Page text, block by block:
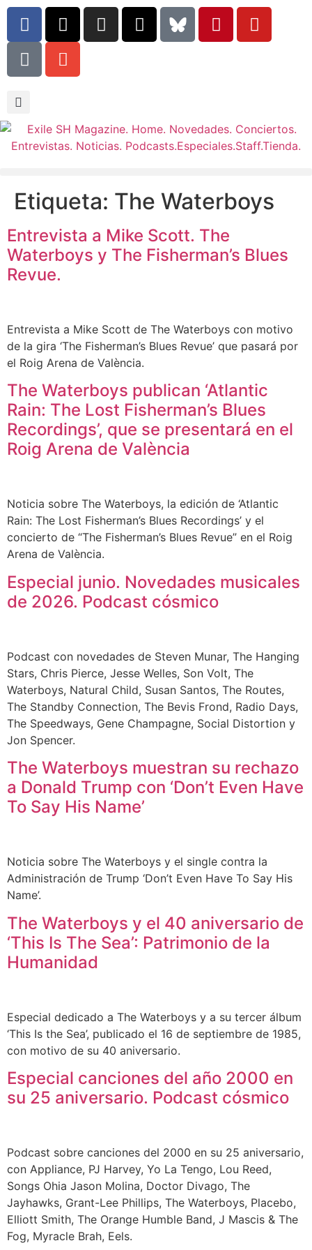
Etiqueta: The Waterboys
Entrevista a Mike Scott. The
Waterboys y The Fisherman’s Blues
Revue.
Entrevista a Mike Scott de The Waterboys con motivo
de la gira ‘The Fisherman’s Blues Revue’ que pasará por
el Roig Arena de València.
The Waterboys publican ‘Atlantic
Rain: The Lost Fisherman’s Blues
Recordings’, que se presentará en el
Roig Arena de València
Noticia sobre The Waterboys, la edición de ‘Atlantic
Rain: The Lost Fisherman’s Blues Recordings’ y el
concierto de “The Fisherman’s Blues Revue” en el Roig
Arena de València.
Especial junio. Novedades musicales
de 2026. Podcast cósmico
Podcast con novedades de Steven Munar, The Hanging
Stars, Chris Pierce, Jesse Welles, Son Volt, The
Waterboys, Natural Child, Susan Santos, The Routes,
The Standby Connection, The Bevis Frond, Radio Days,
The Speedways, Gene Champagne, Social Distortion y
Jon Spencer.
The Waterboys muestran su rechazo
a Donald Trump con ‘Don’t Even Have
To Say His Name’
Noticia sobre The Waterboys y el single contra la
Administración de Trump ‘Don’t Even Have To Say His
Name’.
The Waterboys y el 40 aniversario de
‘This Is The Sea’: Patrimonio de la
Humanidad
Especial dedicado a The Waterboys y a su tercer álbum
‘This Is the Sea’, publicado el 16 de septiembre de 1985,
con motivo de su 40 aniversario.
Especial canciones del año 2000 en
su 25 aniversario. Podcast cósmico
Podcast sobre canciones del 2000 en su 25 aniversario,
con Appliance, PJ Harvey, Yo La Tengo, Lou Reed,
Songs Ohia Jason Molina, Doctor Divago, The
Jayhawks, Grant-Lee Phillips, The Waterboys, Placebo,
Elliott Smith, The Orange Humble Band, J Mascis & The
Fog, Myracle Brah, Eels.